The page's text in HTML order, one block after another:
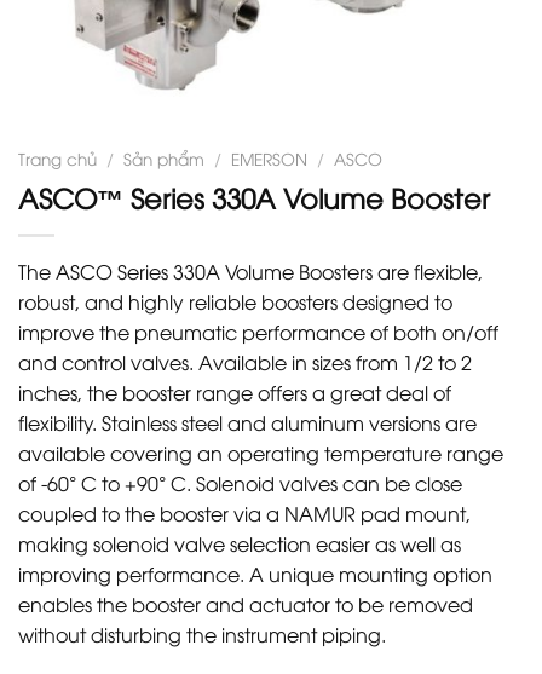
Trang chủ / Sản phẩm / EMERSON / ASCO
ASCO™ Series 330A Volume Booster
The ASCO Series 330A Volume Boosters are flexible,
robust, and highly reliable boosters designed to
improve the pneumatic performance of both on/off
and control valves. Available in sizes from 1/2 to 2
inches, the booster range offers a great deal of
flexibility. Stainless steel and aluminum versions are
available covering an operating temperature range
of -60° C to +90° C. Solenoid valves can be close
coupled to the booster via a NAMUR pad mount,
making solenoid valve selection easier as well as
improving performance. A unique mounting option
enables the booster and actuator to be removed
without disturbing the instrument piping.